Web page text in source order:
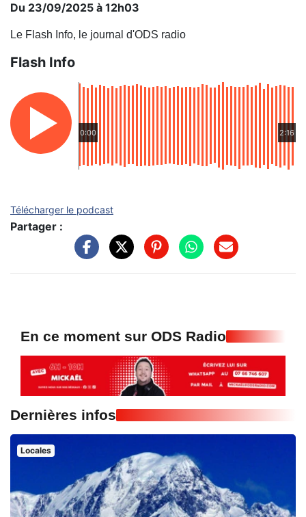
Du 23/09/2025 à 12h03
Le Flash Info, le journal d'ODS radio
Flash Info
0:00 2:16
Télécharger le podcast
Partager :
En ce moment sur ODS Radio
Dernières infos
Locales